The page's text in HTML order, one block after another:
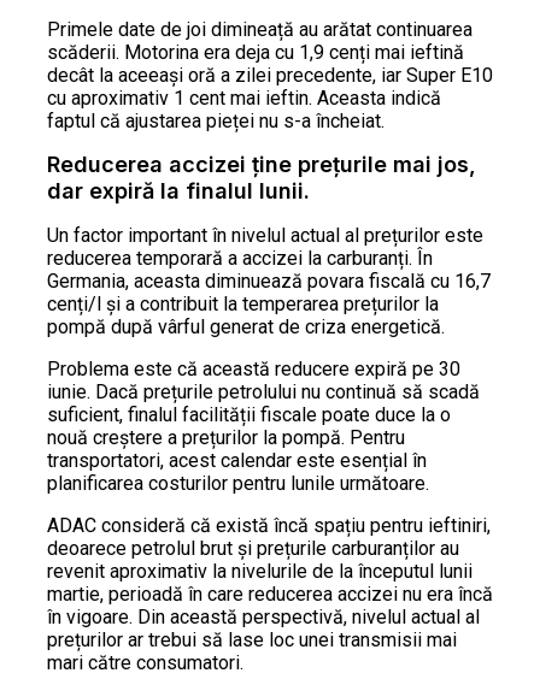
Primele date de joi dimineață au arătat continuarea
scăderii. Motorina era deja cu 1,9 cenți mai ieftină
decât la aceeași oră a zilei precedente, iar Super E10
cu aproximativ 1 cent mai ieftin. Aceasta indică
faptul că ajustarea pieței nu s-a încheiat.
Reducerea accizei ține prețurile mai jos,
dar expiră la finalul lunii.
Un factor important în nivelul actual al prețurilor este
reducerea temporară a accizei la carburanți. În
Germania, aceasta diminuează povara fiscală cu 16,7
cenți/l și a contribuit la temperarea prețurilor la
pompă după vârful generat de criza energetică.
Problema este că această reducere expiră pe 30
iunie. Dacă prețurile petrolului nu continuă să scadă
suficient, finalul facilității fiscale poate duce la o
nouă creștere a prețurilor la pompă. Pentru
transportatori, acest calendar este esențial în
planificarea costurilor pentru lunile următoare.
ADAC consideră că există încă spațiu pentru ieftiniri,
deoarece petrolul brut și prețurile carburanților au
revenit aproximativ la nivelurile de la începutul lunii
martie, perioadă în care reducerea accizei nu era încă
în vigoare. Din această perspectivă, nivelul actual al
prețurilor ar trebui să lase loc unei transmisii mai
mari către consumatori.